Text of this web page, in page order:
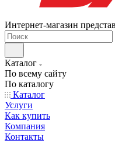
Интернет-магазин
Каталог
По всему сайту
По каталогу
Каталог
Услуги
Как купить
Компания
Контакты